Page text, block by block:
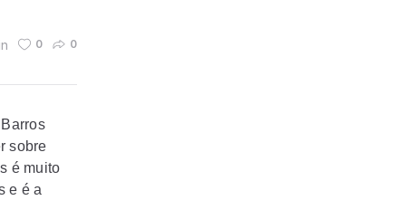
0 0
sobre
é muito
e é a